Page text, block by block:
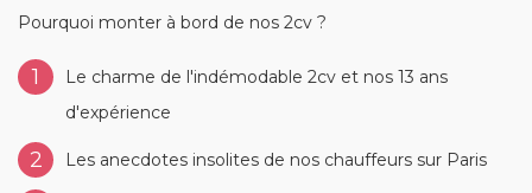
Pourquoi monter à bord de nos 2cv ?
1
Le charme de l'indémodable 2cv et nos 13 ans
d'expérience
2 Les anecdotes insolites de nos chauffeurs sur Paris